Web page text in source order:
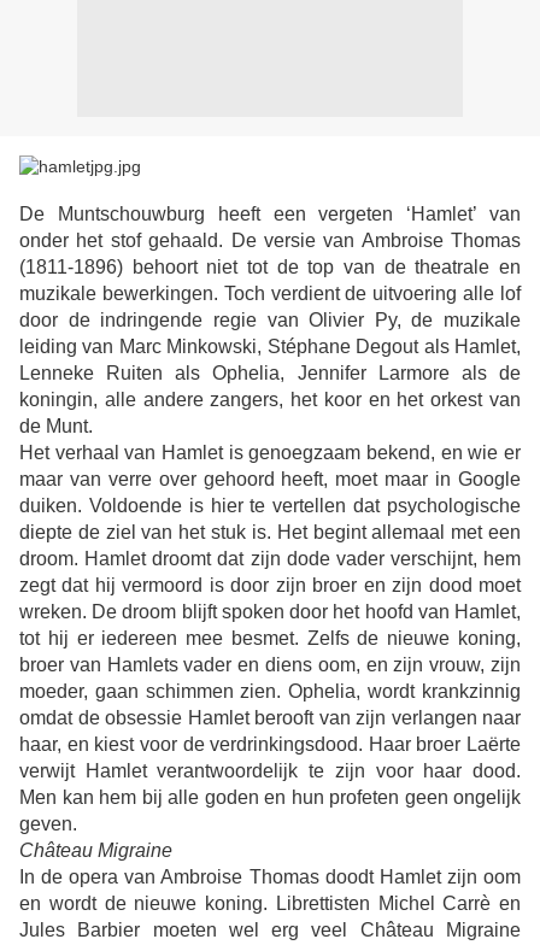
De Muntschouwburg heeft een vergeten ‘Hamlet’ van
onder het stof gehaald. De versie van Ambroise Thomas
(1811-1896) behoort niet tot de top van de theatrale en
muzikale bewerkingen. Toch verdient de uitvoering alle lof
door de indringende regie van Olivier Py, de muzikale
leiding van Marc Minkowski, Stéphane Degout als Hamlet,
Lenneke Ruiten als Ophelia, Jennifer Larmore als de
koningin, alle andere zangers, het koor en het orkest van
de Munt.
Het verhaal van Hamlet is genoegzaam bekend, en wie er
maar van verre over gehoord heeft, moet maar in Google
duiken. Voldoende is hier te vertellen dat psychologische
diepte de ziel van het stuk is. Het begint allemaal met een
droom. Hamlet droomt dat zijn dode vader verschijnt, hem
zegt dat hij vermoord is door zijn broer en zijn dood moet
wreken. De droom blijft spoken door het hoofd van Hamlet,
tot hij er iedereen mee besmet. Zelfs de nieuwe koning,
broer van Hamlets vader en diens oom, en zijn vrouw, zijn
moeder, gaan schimmen zien. Ophelia, wordt krankzinnig
omdat de obsessie Hamlet berooft van zijn verlangen naar
haar, en kiest voor de verdrinkingsdood. Haar broer Laërte
verwijt Hamlet verantwoordelijk te zijn voor haar dood.
Men kan hem bij alle goden en hun profeten geen ongelijk
geven.
Château Migraine
In de opera van Ambroise Thomas doodt Hamlet zijn oom
en wordt de nieuwe koning. Librettisten Michel Carrè en
Jules Barbier moeten wel erg veel Château Migraine